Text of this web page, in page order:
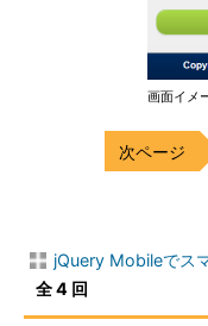
画面イメ
jQuery Mobileでス
全 4 回